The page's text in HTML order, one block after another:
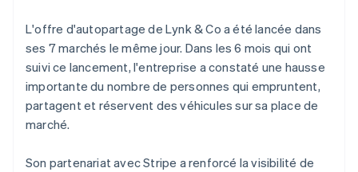
L'offre d'autopartage de Lynk & Co a été lancée dans
ses 7 marchés le même jour. Dans les 6 mois qui ont
suivi ce lancement, l'entreprise a constaté une hausse
importante du nombre de personnes qui empruntent,
partagent et réservent des véhicules sur sa place de
marché.
Son partenariat avec Stripe a renforcé la visibilité de